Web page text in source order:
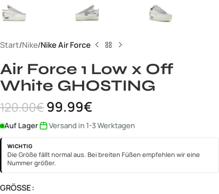
Start Nike Nike Air Force
Air Force 1 Low x Off
White GHOSTING
120.00€99.99€
Auf Lager Versand in 1-3 Werktagen
WICHTIG
Die Größe fällt normal aus. Bei breiten Füßen empfehlen wir eine
Nummer größer.
GRÖSSE